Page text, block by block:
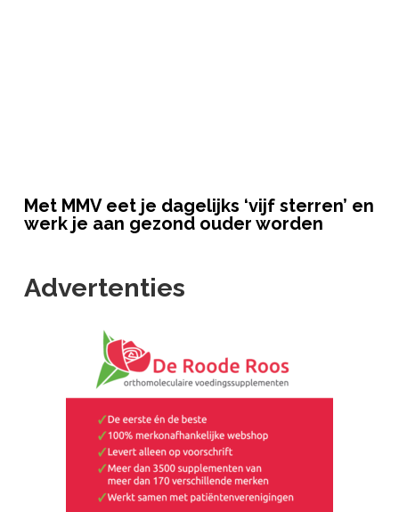
Met MMV eet je dagelijks ‘vijf sterren’ en
werk je aan gezond ouder worden
Advertenties